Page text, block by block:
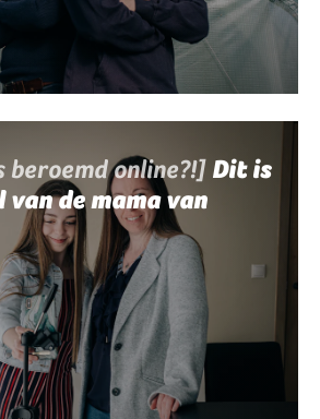
beroemd online?!] Dit is
de mama van